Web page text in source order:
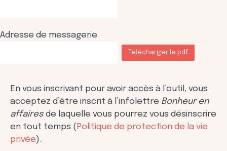
Adresse de messagerie
Télécharger le pdf
En vous inscrivant pour avoir accès à l’outil, vous
acceptez d’être inscrit à l’infolettre Bonheur en
affaires de laquelle vous pourrez vous désinscrire
en tout temps ( Politique de protection de la vie
privée).